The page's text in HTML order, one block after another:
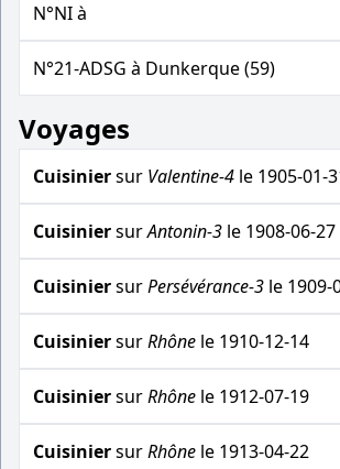
N°NI à
N°21-ADSG à Dunkerque (59)
Voyages
Cuisiniersur Valentine-4 le 1905-01-
CuisiniersurAntonin-3 le 1908-06-27
CuisiniersurPersévérance-3 le 1909-
CuisiniersurRhône le 1910-12-14
CuisiniersurRhône le 1912-07-19
CuisiniersurRhône le 1913-04-22